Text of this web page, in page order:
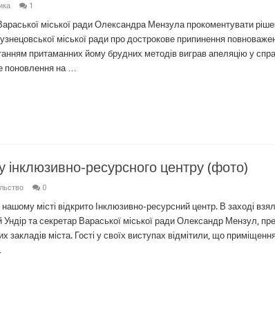
1
міської ради Олександра Мензула прокоментувати
міської ради про дострокове припинення
притаманних йому брудних методів виграв апеляцію у
поновлення на …
інклюзивно-ресурсного центру (фото)
0
місті відкрито Інклюзивно-ресурсний центр. В заході
Ундір та секретар Вараської міської ради Олександр Мензул,
закладів міста. Гості у своїх виступах відмітили, що